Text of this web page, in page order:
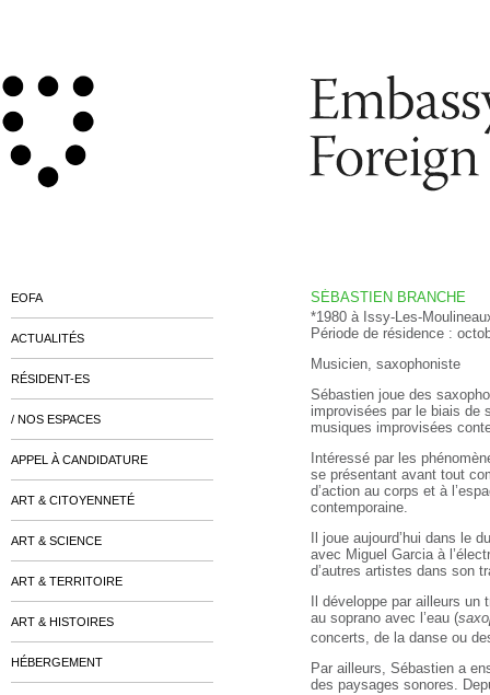
SÉBASTIEN BRANCHE
*1980 à Issy-Les-
Période de résidence :
Musicien, saxophoniste
Sébastien joue des
improvisées par le biais de
musiques improvisées
Intéressé par les
se présentant avant tout
d’action au corps et à
contemporaine.
Il joue aujourd’hui dans le
avec Miguel Garcia à
d’autres artistes dans son
Il développe par ailleurs
au soprano avec l’eau (
concerts, de la danse ou
Par ailleurs, Sébastien a
des paysages sonores.
EOFA
ACTUALITÉS
RÉSIDENT-ES
/ NOS ESPACES
APPEL À CANDIDATURE
ART & CITOYENNETÉ
ART & SCIENCE
ART & TERRITOIRE
ART & HISTOIRES
HÉBERGEMENT